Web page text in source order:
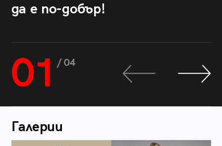
да е по-добър!
01 / 04
Галерии